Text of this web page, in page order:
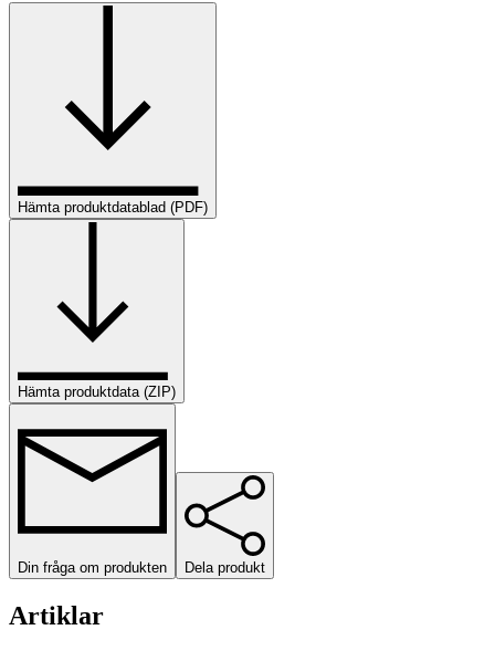
Hämta produktdatablad (PDF)
Hämta produktdata (ZIP)
Din fråga om produkten Dela produkt
Artiklar